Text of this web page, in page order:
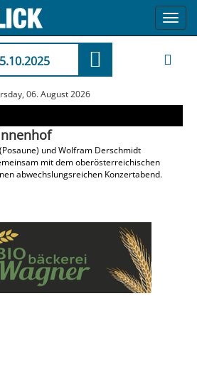
06. August 2026
und Wolfram Derschmidt
mit dem oberösterreichischen
abwechslungsreichen Konzertabend.